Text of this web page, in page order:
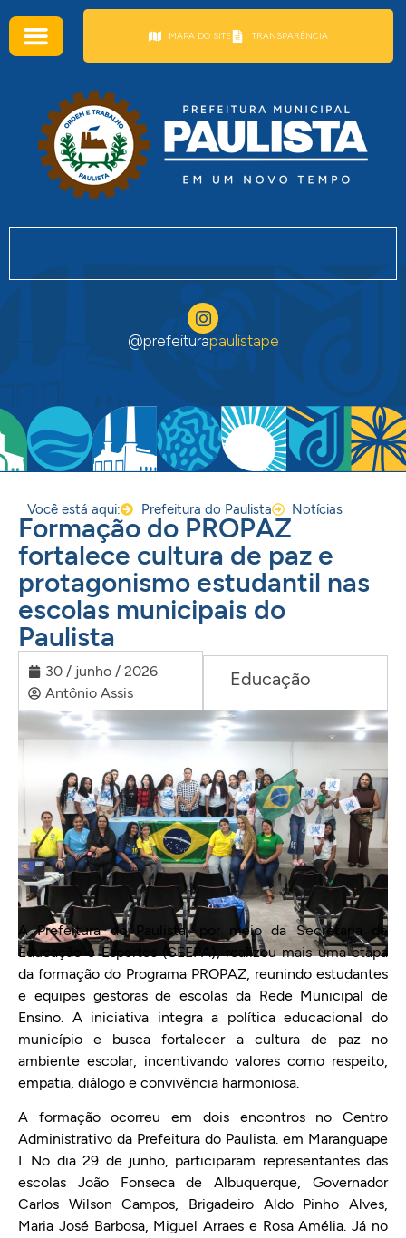
MAPA DO SITE TRANSPARÊNCIA
@prefeiturapaulistape
Você está aqui: Prefeitura do Paulista Notícias
Formação do PROPAZ
fortalece cultura de paz e
protagonismo estudantil nas
escolas municipais do
Paulista
30 / junho / 2026
Antônio Assis
Educação
A Prefeitura do Paulista, por meio da Secretaria de
Educação e Esportes (SEEPA), realizou mais uma etapa
da formação do Programa PROPAZ, reunindo estudantes
e equipes gestoras de escolas da Rede Municipal de
Ensino. A iniciativa integra a política educacional do
município e busca fortalecer a cultura de paz no
ambiente escolar, incentivando valores como respeito,
empatia, diálogo e convivência harmoniosa.
A formação ocorreu em dois encontros no Centro
Administrativo da Prefeitura do Paulista. em Maranguape
I. No dia 29 de junho, participaram representantes das
escolas João Fonseca de Albuquerque, Governador
Carlos Wilson Campos, Brigadeiro Aldo Pinho Alves,
Maria José Barbosa, Miguel Arraes e Rosa Amélia. Já no